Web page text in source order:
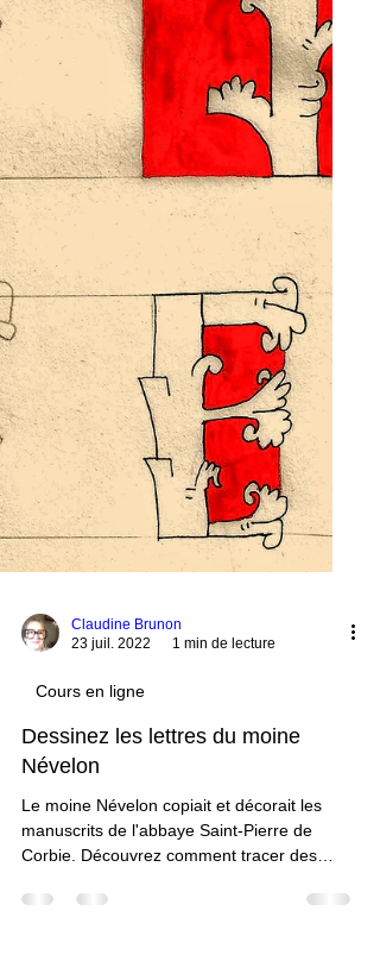
23 juil. 2022
Cours en ligne
Névelon
Le moine Névelon copiait et décorait les
Corbie. Découvrez comment tracer des